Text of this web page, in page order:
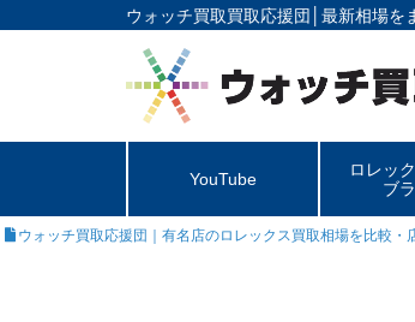
ウォッチ買取買取応援団│ 最新相場を
YouTube
ロレッ
ブ
ウォッチ買取応援団｜有名店のロレックス買取相場を比較・